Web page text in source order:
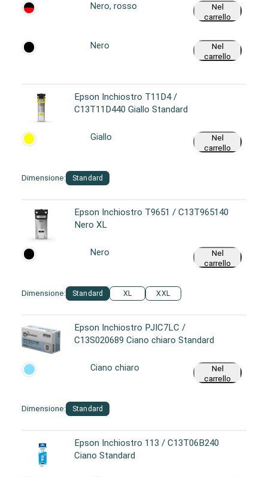
Nero, rosso
Nel
carrello
Nero
Nel
carrello
Epson Inchiostro T11D4 /
C13T11D440 Giallo Standard
Dimensione: Standard
Giallo
Nel
carrello
Epson Inchiostro T9651 / C13T965140
Nero XL
Dimensione: Standard XL XXL
Nero
Nel
carrello
Epson Inchiostro PJIC7LC /
C13S020689 Ciano chiaro Standard
Dimensione: Standard
Ciano chiaro
Nel
carrello
Epson Inchiostro 113 / C13T06B240
Ciano Standard